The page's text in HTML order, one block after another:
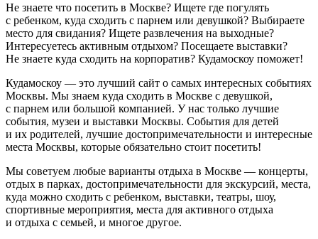
Не знаете что посетить в Москве? Ищете где погулять
с ребенком, куда сходить с парнем или девушкой? Выбираете
место для свидания? Ищете развлечения на выходные?
Интересуетесь активным отдыхом? Посещаете выставки?
Не знаете куда сходить на корпоратив? Кудамоскоу поможет!
Кудамоскоу — это лучший сайт о самых интересных событиях
Москвы. Мы знаем куда сходить в Москве с девушкой,
с парнем или большой компанией. У нас только лучшие
события, музеи и выставки Москвы. События для детей
и их родителей, лучшие достопримечательности и интересные
места Москвы, которые обязательно стоит посетить!
Мы советуем любые варианты отдыха в Москве — концерты,
отдых в парках, достопримечательности для экскурсий, места,
куда можно сходить с ребенком, выставки, театры, шоу,
спортивные мероприятия, места для активного отдыха
и отдыха с семьей, и многое другое.